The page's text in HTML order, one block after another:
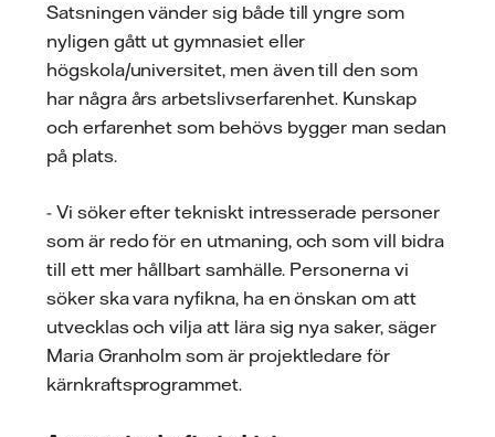
Satsningen vänder sig både till yngre som
nyligen gått ut gymnasiet eller
högskola/universitet, men även till den som
har några års arbetslivserfarenhet. Kunskap
och erfarenhet som behövs bygger man sedan
på plats.
- Vi söker efter tekniskt intresserade personer
som är redo för en utmaning, och som vill bidra
till ett mer hållbart samhälle. Personerna vi
söker ska vara nyfikna, ha en önskan om att
utvecklas och vilja att lära sig nya saker, säger
Maria Granholm som är projektledare för
kärnkraftsprogrammet.